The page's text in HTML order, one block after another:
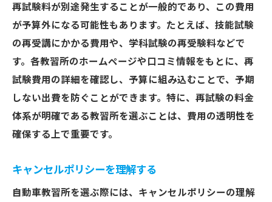
再試験料が別途発生することが一般的であり、この費用
が予算外になる可能性もあります。たとえば、技能試験
の再受講にかかる費用や、学科試験の再受験料などで
す。各教習所のホームページや口コミ情報をもとに、再
試験費用の詳細を確認し、予算に組み込むことで、予期
しない出費を防ぐことができます。特に、再試験の料金
体系が明確である教習所を選ぶことは、費用の透明性を
確保する上で重要です。
キャンセルポリシーを理解する
自動車教習所を選ぶ際には、キャンセルポリシーの理解